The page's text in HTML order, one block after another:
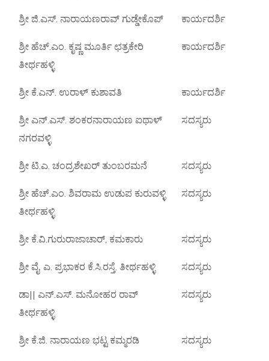
ಶ್ರೀ ಜಿ.ಎಸ್. ನಾರಾಯಣರಾವ್ ಗುಡ್ಡೇಕೊಪ್ ಕಾರ್ಯದರ್ಶಿ
ಶ್ರೀ ಹೆಚ್.ಎಂ. ಕೃಷ್ಣ ಮೂರ್ತಿ ಛತ್ರಕೇರಿ
ತೀರ್ಥಹಳ್ಳಿ
ಕಾರ್ಯದರ್ಶಿ
ಶ್ರೀ ಕೆ.ಎನ್. ಉರಾಳ್ ಕುಶಾವತಿ ಕಾರ್ಯದರ್ಶಿ
ಶ್ರೀ ಎನ್.ಎಸ್. ಶಂಕರನಾರಾಯಣ ಐಥಾಳ್
ನಗರವಳ್ಳಿ
ಸದಸ್ಯರು
ಶ್ರೀ ಟಿ.ಎ. ಚಂದ್ರಶೇಖರ್ ತುಂಬರಮನೆ ಸದಸ್ಯರು
ಶ್ರೀ ಹೆಚ್.ಎಂ. ಶಿವರಾಮ ಉಡುಪ ಕುರುವಳ್ಳಿ
ತೀರ್ಥಹಳ್ಳಿ
ಸದಸ್ಯರು
ಶ್ರೀ ಕೆ.ವಿ.ಗುರುರಾಜಾಚಾರ್, ಕಮಕಾರು ಸದಸ್ಯರು
ಶ್ರೀ ವೈ. ಎ. ಪ್ರಭಾಕರ ಕೆ.ಸಿ.ರಸ್ತೆ. ತೀರ್ಥಹಳ್ಳಿ ಸದಸ್ಯರು
ಡಾ|| ಎನ್.ಎಸ್. ಮನೋಹರ ರಾವ್
ತೀರ್ಥಹಳ್ಳಿ
ಸದಸ್ಯರು
ಶ್ರೀ ಕೆ.ಜಿ. ನಾರಾಯಣ ಭಟ್ಟ ಕಮ್ಮರಡಿ ಸದಸ್ಯರು